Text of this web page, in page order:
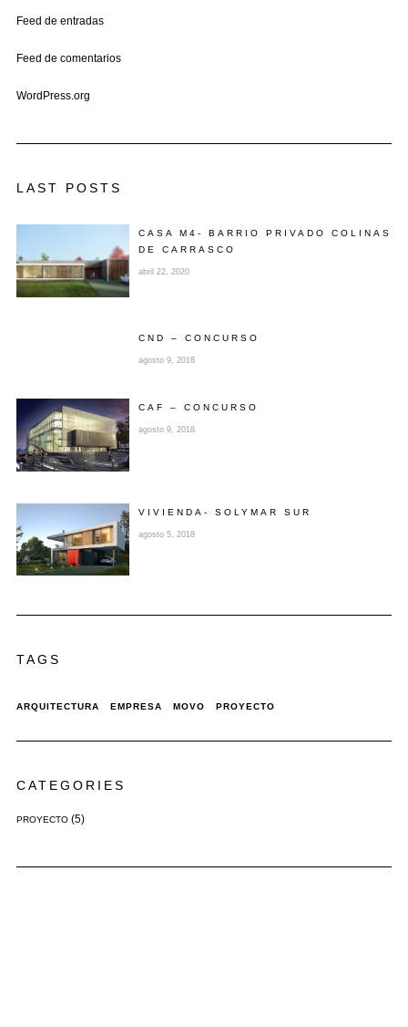
Feed de entradas
Feed de comentarios
WordPress.org
LAST POSTS
CASA M4- BARRIO PRIVADO COLINAS
DE CARRASCO
abril 22, 2020
CND – CONCURSO
agosto 9, 2018
CAF – CONCURSO
agosto 9, 2018
VIVIENDA- SOLYMAR SUR
agosto 5, 2018
TAGS
ARQUITECTURA EMPRESA MOVO PROYECTO
CATEGORIES
PROYECTO(5)